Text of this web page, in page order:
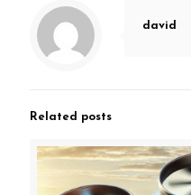
david
Related posts